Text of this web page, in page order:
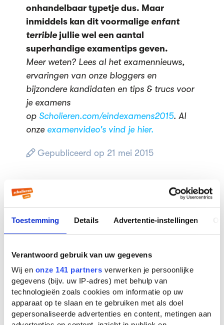
Toestemming Details Advertentie-instellingen
Verantwoord gebruik van uw gegevens
Wij en onze 141 partners verwerken je persoonlijke
gegevens (bijv. uw IP-adres) met behulp van
technologieën zoals cookies om informatie op uw
apparaat op te slaan en te gebruiken met als doel
gepersonaliseerde advertenties en content, metingen aan
onhandelbaar typetje dus. Maar
inmiddels kan dit voormalige enfant
terriblejullie wel een aantal
superhandige examentips geven.
Meer weten? Lees al het examennieuws,
ervaringen van onze bloggers en
bijzondere kandidaten en tips & trucs voor
je examens
op Scholieren.com/eindexamens2015. Al
onzeexamenvideo's vind je hier.
Gepubliceerd op 21 mei 2015
Stelling: leraren verdienen te
Studiekeuze in AI-tijdperk:
'Uiteindelijk gaat het om
persoonlijke interesses'